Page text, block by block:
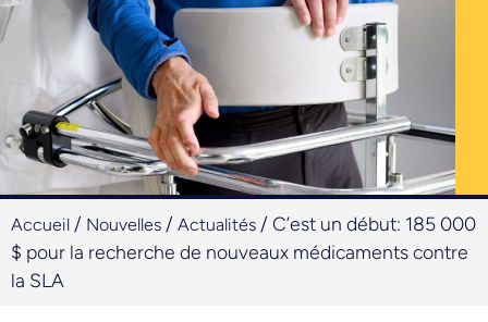
Accueil / Nouvelles / Actualités / C’est un début: 185 000
$ pour la recherche de nouveaux médicaments contre
la SLA